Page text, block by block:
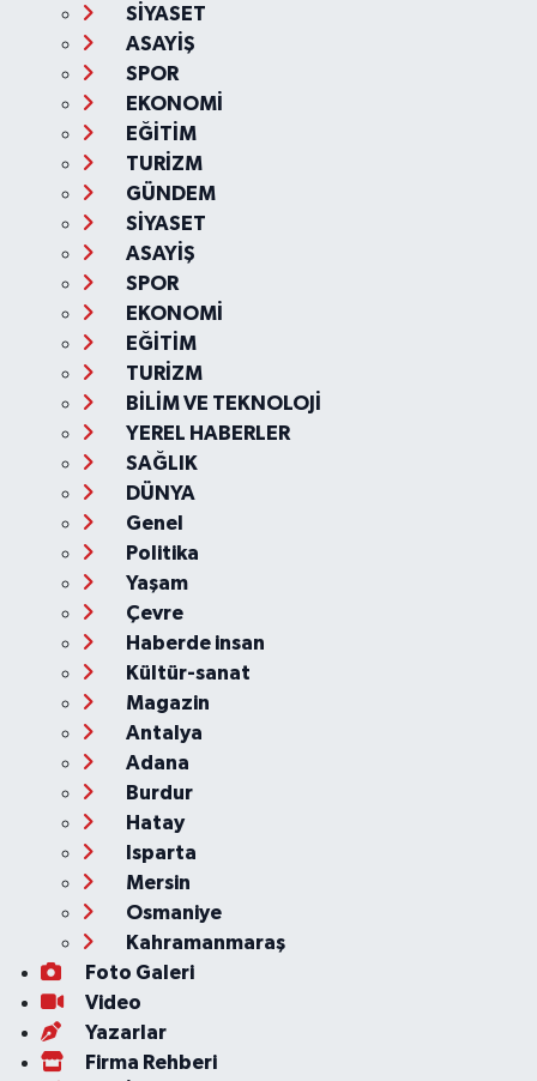
SİYASET
ASAYİŞ
SPOR
EKONOMİ
EĞİTİM
TURİZM
GÜNDEM
SİYASET
ASAYİŞ
SPOR
EKONOMİ
EĞİTİM
TURİZM
BİLİM VE TEKNOLOJİ
YEREL HABERLER
SAĞLIK
DÜNYA
Genel
Politika
Yaşam
Çevre
Haberde insan
Kültür-sanat
Magazin
Antalya
Adana
Burdur
Hatay
Isparta
Mersin
Osmaniye
Kahramanmaraş
Foto Galeri
Video
Yazarlar
Firma Rehberi